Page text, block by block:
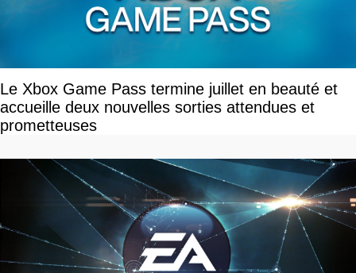
Le Xbox Game Pass termine juillet en beauté et
accueille deux nouvelles sorties attendues et
prometteuses